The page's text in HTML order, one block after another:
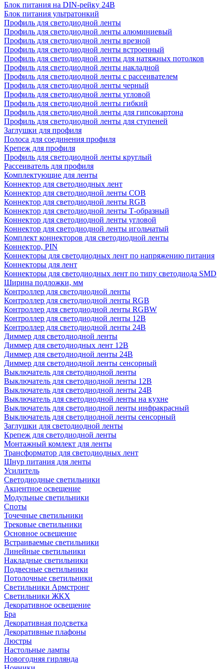
Блок питания на DIN-рейку 24В
Блок питания ультратонкий
Профиль для светодиодной ленты
Профиль для светодиодной ленты алюминиевый
Профиль для светодиодной ленты врезной
Профиль для светодиодной ленты встроенный
Профиль для светодиодной ленты для натяжных потолков
Профиль для светодиодной ленты накладной
Профиль для светодиодной ленты с рассеивателем
Профиль для светодиодной ленты черный
Профиль для светодиодной ленты угловой
Профиль для светодиодной ленты гибкий
Профиль для светодиодной ленты для гипсокартона
Профиль для светодиодной ленты для ступеней
Заглушки для профиля
Полоса для соединения профиля
Крепеж для профиля
Профиль для светодиодной ленты круглый
Рассеиватель для профиля
Комплектующие для ленты
Коннектор для светодиодных лент
Коннектор для светодиодной ленты COB
Коннектор для светодиодной ленты RGB
Коннектор для светодиодной ленты Т-образный
Коннектор для светодиодной ленты угловой
Коннектор для светодиодной ленты игольчатый
Комплект коннекторов для светодиодной ленты
Коннектор, PIN
Коннекторы для светодиодных лент по напряжению питания
Коннекторы для лент
Коннекторы для светодиодных лент по типу светодиода SMD
Ширина подложки, мм
Контроллер для светодиодной ленты
Контроллер для светодиодной ленты RGB
Контроллер для светодиодной ленты RGBW
Контроллер для светодиодной ленты 12В
Контроллер для светодиодной ленты 24В
Диммер для светодиодной ленты
Диммер для светодиодных лент 12В
Диммер для светодиодной ленты 24В
Диммер для светодиодной ленты сенсорный
Выключатель для светодиодной ленты
Выключатель для светодиодной ленты 12В
Выключатель для светодиодной ленты 24В
Выключатель для светодиодной ленты на кухне
Выключатель для светодиодной ленты инфракрасный
Выключатель для светодиодной ленты сенсорный
Заглушки для светодиодной ленты
Крепеж для светодиодной ленты
Монтажный комлект для ленты
Трансформатор для светодиодных лент
Шнур питания для ленты
Усилитель
Светодиодные светильники
Акцентное освещение
Модульные светильники
Споты
Точечные светильники
Трековые светильники
Основное освещение
Встраиваемые светильники
Линейные светильники
Накладные светильники
Подвесные светильники
Потолочные светильники
Светильники Армстронг
Светильники ЖКХ
Декоративное освещение
Бра
Декоративная подсветка
Декоративные плафоны
Люстры
Настольные лампы
Новогодняя гирлянда